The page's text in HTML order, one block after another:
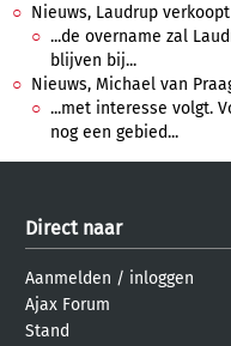
Nieuws, Laudrup
...de overname zal
blijven bij...
Nieuws, Michael van
...met interesse volgt.
nog een gebied...
Direct naar
Aanmelden / inloggen
Ajax Forum
Stand